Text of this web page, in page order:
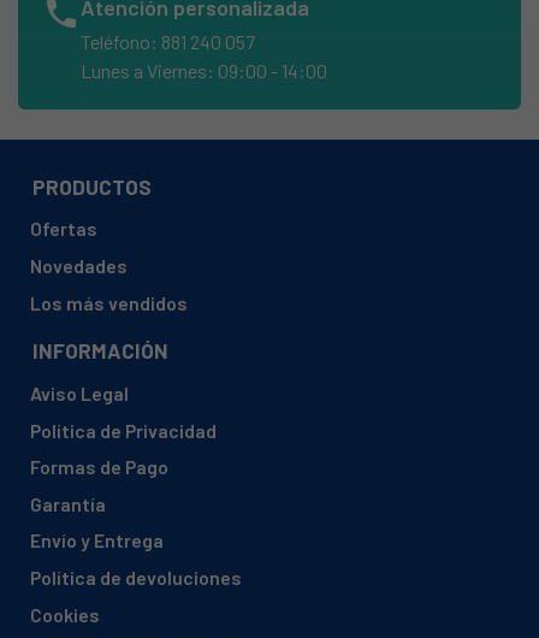
CANDY, CD12280
CANDY, CD122J80
CANDY, CD13237
CANDY, CD212A40S
CANDY, CD255FR
CANDY, CD312
CANDY, CD455
phone Atención personalizada
Teléfono: 881 240 057
Lunes a Viernes: 09:00 - 14:00
PRODUCTOS
Ofertas
Novedades
Los más vendidos
INFORMACIÓN
Aviso Legal
Política de Privacidad
Formas de Pago
Garantía
Envío y Entrega
Política de devoluciones
Cookies